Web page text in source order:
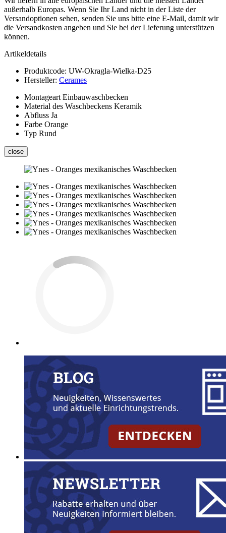
außerhalb Europas. Wenn Sie Ihr Land nicht in der Liste der
Versandoptionen sehen, senden Sie uns bitte eine E-Mail, damit wir
die Versandkosten angeben und Sie bei der Lieferung unterstützen
können.
Artikeldetails
Produktcode: UW-Okragla-Wielka-D25
Hersteller: Cerames
Montageart Einbauwaschbecken
Material des Waschbeckens Keramik
Abfluss Ja
Farbe Orange
Typ Rund
close